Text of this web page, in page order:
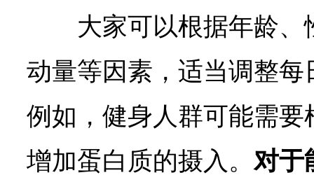
大家可以根据年龄
动量等因素，适当调整
例如，健身人群可能需
增加蛋白质的摄入。 对于